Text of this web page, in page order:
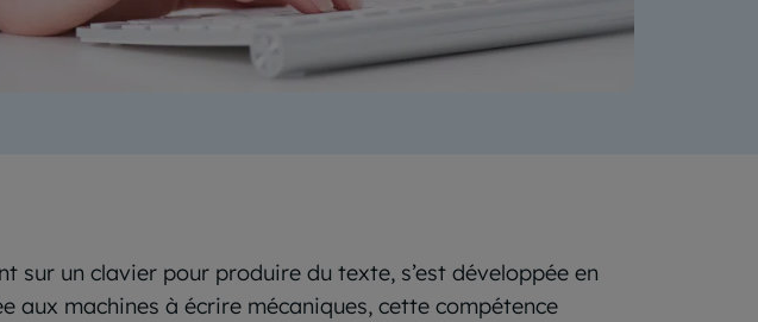
un clavier pour produire du texte, s’est développée en
aux machines à écrire mécaniques, cette compétence